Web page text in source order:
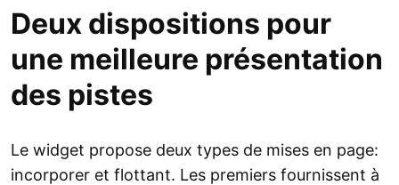
Deux dispositions pour
une meilleure présentation
des pistes
Le widget propose deux types de mises en page:
incorporer et flottant. Les premiers fournissent à